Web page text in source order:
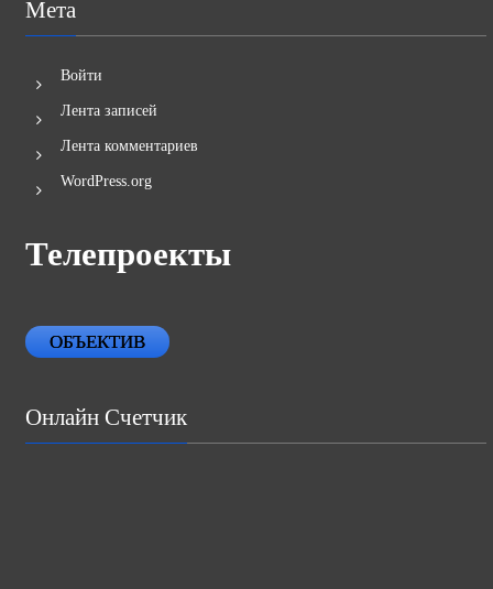
Мета
Войти
Лента записей
Лента комментариев
WordPress.org
Телепроекты
ОБЪЕКТИВ
Онлайн Счетчик